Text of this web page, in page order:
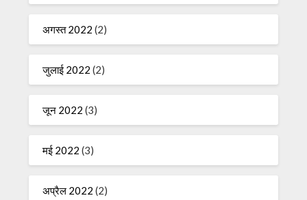
अगस्त 2022 (2)
जुलाई 2022 (2)
जून 2022 (3)
मई 2022 (3)
अप्रैल 2022 (2)